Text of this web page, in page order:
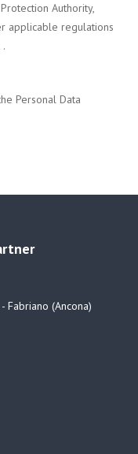
Authority,
applicable regulations
Personal Data
Fabriano (Ancona)